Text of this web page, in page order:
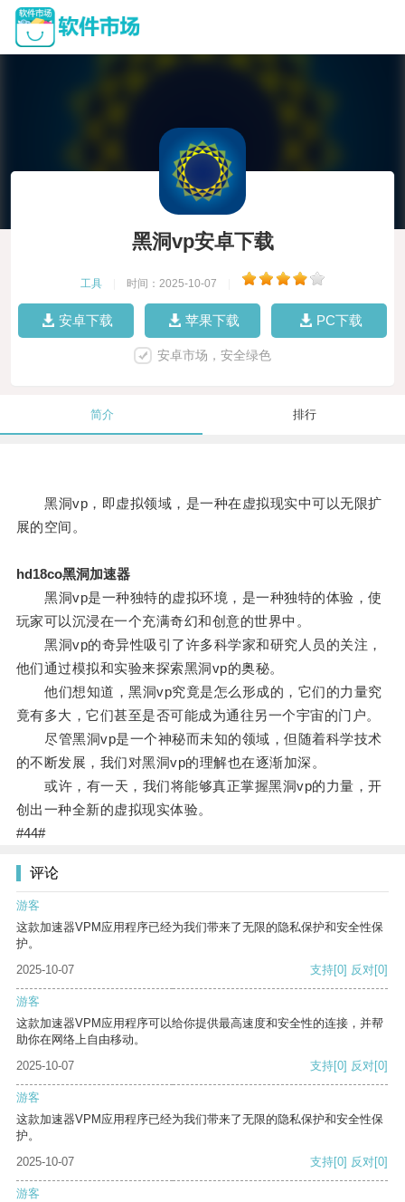
黑洞vp安卓下载
工具 时间：2025-10-07
安卓下载 苹果下载 PC下载
安卓市场，安全绿色
简介 排行
黑洞vp，即虚拟领域，是一种在虚拟现实中可以无限扩
展的空间。
hd18co黑洞加速器
黑洞vp是一种独特的虚拟环境，是一种独特的体验，使
玩家可以沉浸在一个充满奇幻和创意的世界中。
黑洞vp的奇异性吸引了许多科学家和研究人员的关注，
他们通过模拟和实验来探索黑洞vp的奥秘。
他们想知道，黑洞vp究竟是怎么形成的，它们的力量究
竟有多大，它们甚至是否可能成为通往另一个宇宙的门户。
尽管黑洞vp是一个神秘而未知的领域，但随着科学技术
的不断发展，我们对黑洞vp的理解也在逐渐加深。
或许，有一天，我们将能够真正掌握黑洞vp的力量，开
创出一种全新的虚拟现实体验。
#44#
评论
游客
这款加速器VPM应用程序已经为我们带来了无限的隐私保护和安全性保
护。
2025-10-07
支持[0] 反对[0]
游客
这款加速器VPM应用程序可以给你提供最高速度和安全性的连接，并帮
助你在网络上自由移动。
2025-10-07
支持[0] 反对[0]
游客
这款加速器VPM应用程序已经为我们带来了无限的隐私保护和安全性保
护。
2025-10-07
支持[0] 反对[0]
游客